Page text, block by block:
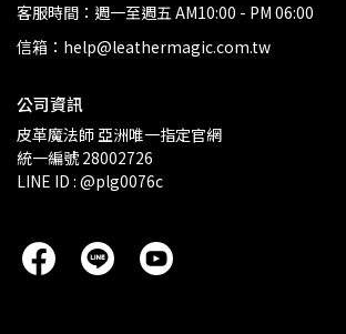
客服時間：週一至週五 AM10:00 - PM 06:00
信箱：help@leathermagic.com.tw
公司資訊
皮革魔法師 亞洲唯一指定官網
統一編號 28002726
LINE ID : @plg0076c